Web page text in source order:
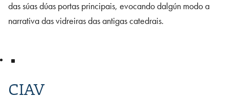
das súas dúas portas principais, evocando dalgún modo a
narrativa das vidreiras das antigas catedrais.
CIAV